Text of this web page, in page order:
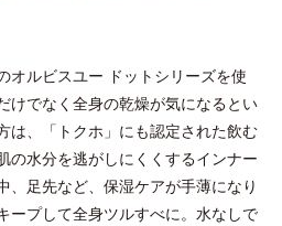
オルビスユー ドットシリーズを使
けでなく全身の乾燥が気になるとい
は、「トクホ」にも認定された飲む
の水分を逃がしにくくするインナー
、足先など、保湿ケアが手薄になり
ープして全身ツルすべに。水なしで